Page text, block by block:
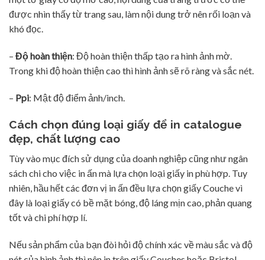
được nhìn thấy từ trang sau, làm nội dung trở nên rối loạn và
khó đọc.
– Độ hoàn thiện: Độ hoàn thiện thấp tạo ra hình ảnh mờ.
Trong khi độ hoàn thiện cao thì hình ảnh sẽ rõ ràng và sắc nét.
– Ppi: Mật độ điểm ảnh/inch.
Cách chọn đúng loại giấy để in catalogue
đẹp, chất lượng cao
Tùy vào mục đích sử dụng của doanh nghiệp cũng như ngân
sách chi cho việc in ấn mà lựa chọn loại giấy in phù hợp. Tuy
nhiên, hầu hết các đơn vị in ấn đều lựa chọn giấy Couche vì
đây là loại giấy có bề mặt bóng, độ láng mịn cao, phản quang
tốt và chi phí hợp lí.
Nếu sản phẩm của bạn đòi hỏi độ chính xác về màu sắc và độ